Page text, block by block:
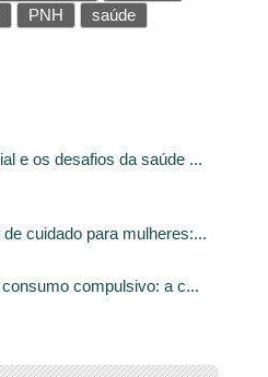
PNH
saúde
e os desafios da saúde ...
cuidado para mulheres:...
compulsivo: a c...